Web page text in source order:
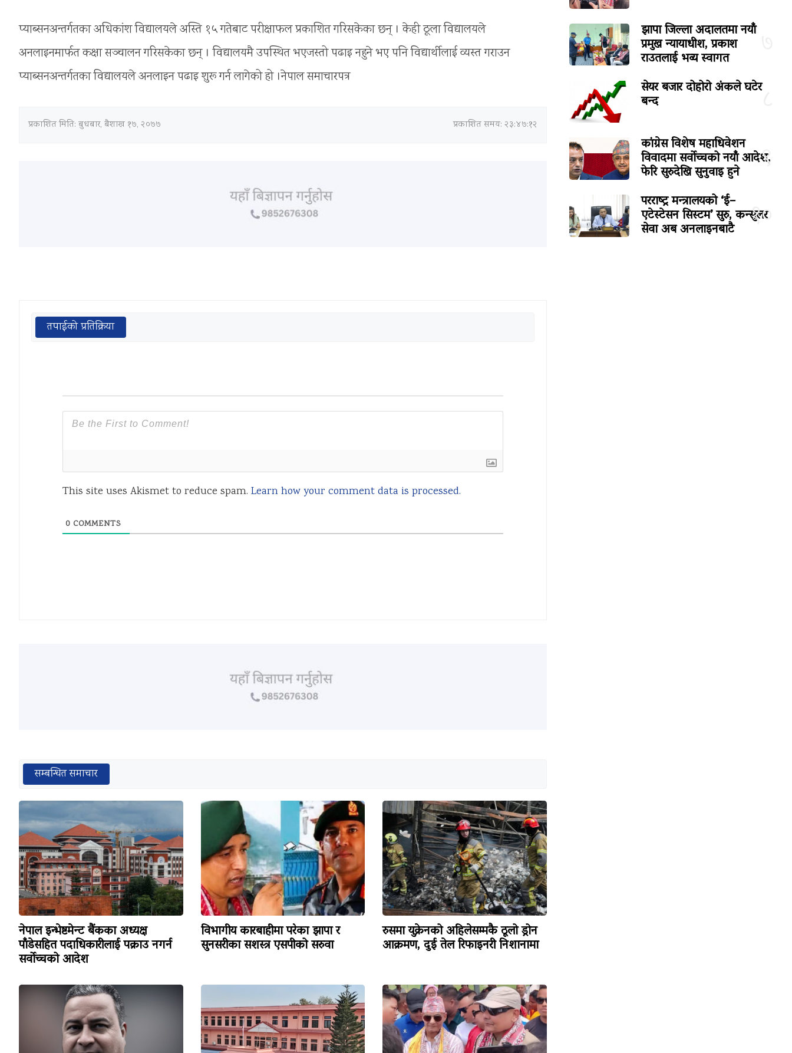
प्याब्सनअन्तर्गतका अधिकांश विद्यालयले अस्ति १५ गतेबाट परीक्षाफल प्रकाशित गरिसकेका छन् । केही ठूला विद्यालयले
अनलाइनमार्फत कक्षा सञ्चालन गरिसकेका छन् । विद्यालयमै उपस्थित भएजस्तो पढाइ नहुने भए पनि विद्यार्थीलाई व्यस्त गराउन
प्याब्सनअन्तर्गतका विद्यालयले अनलाइन पढाइ शुरू गर्न लागेको हो ।नेपाल समाचारपत्र
प्रकाशित मिति: बुधबार, बैशाख १७, २०७७ प्रकाशित समय: २३:४७:१२
तपाईको प्रतिक्रिया
This site uses Akismet to reduce spam. Learn how your comment data is processed.
0 COMMENTS
सम्बन्धित समाचार
नेपाल इन्भेष्टमेन्ट बैंकका अध्यक्ष
पाँडेसहित पदाधिकारीलाई पक्राउ नगर्न
सर्वोच्चको आदेश
विभागीय कारबाहीमा परेका झापा र
सुनसरीका सशस्त्र एसपीको सरुवा
रुसमा युक्रेनको अहिलेसम्मकै ठूलो ड्रोन
आक्रमण, दुई तेल रिफाइनरी निशानामा
झापा जिल्ला अदालतमा नयाँ
प्रमुख न्यायाधीश, प्रकाश
राउतलाई भव्य स्वागत
सेयर बजार दोहोरो अंकले घटेर
बन्द
९
कांग्रेस विशेष महाधिवेशन
विवादमा सर्वोच्चको नयाँ आदेश,
फेरि सुरुदेखि सुनुवाइ हुने
१०
परराष्ट्र मन्त्रालयको ‘ई–
एटेस्टेसन सिस्टम’ सुरु, कन्सुलर
सेवा अब अनलाइनबाटै